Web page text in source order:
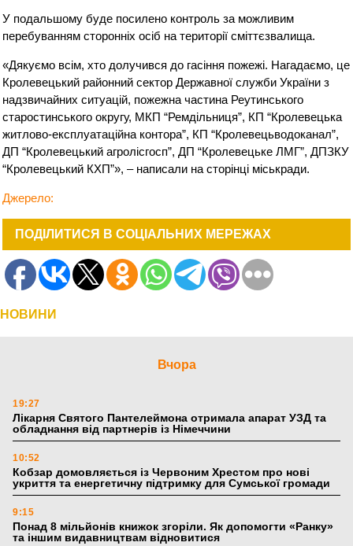
У подальшому буде посилено контроль за можливим
перебуванням сторонніх осіб на території сміттєзвалища.
«Дякуємо всім, хто долучився до гасіння пожежі. Нагадаємо, це
Кролевецький районний сектор Державної служби України з
надзвичайних ситуацій, пожежна частина Реутинського
старостинського округу, МКП “Ремдільниця”, КП “Кролевецька
житлово-експлуатаційна контора”, КП “Кролевецьводоканал”,
ДП “Кролевецький агролісгосп”, ДП “Кролевецьке ЛМГ”, ДПЗКУ
“Кролевецький КХП”», – написали на сторінці міськради.
Джерело:
ПОДІЛИТИСЯ В СОЦІАЛЬНИХ МЕРЕЖАХ
НОВИНИ
Вчора
19:27
Лікарня Святого Пантелеймона отримала апарат УЗД та
обладнання від партнерів із Німеччини
10:52
Кобзар домовляється із Червоним Хрестом про нові
укриття та енергетичну підтримку для Сумської громади
9:15
Понад 8 мільйонів книжок згоріли. Як допомогти «Ранку»
та іншим видавництвам відновитися